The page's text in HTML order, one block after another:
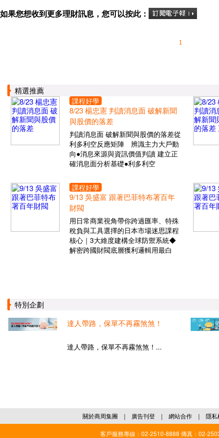
如果您想收到更多理財訊息，您可以按此：
1
精選推薦
課程好學
8/23 楊忠憲 判讀消息面 破解新聞
與股價的落差
判讀消息面 破解新聞與股價的落差從
利多利空反應矩陣 辨識主力大戶動
向●消息來源與資訊價值判讀 建立正
確消息面分析基礎●利多利空
課程好學
9/13 吳盛富 跟著巴菲特布署百年
財閥
用日常商業視角帶你跨過匯率、特殊
稅負與工具選擇的日本市場迷思課程
核心｜3大維度建構全球防禦系統◆
解密跨國財閥底層獲利邏輯用最白
特別企劃
達人帶路，保單不再霧煞煞！
達人帶路，保單不再霧煞煞！...
關於商周集團 ｜ 廣告刊登 ｜ 網站合作 ｜ 隱私
客戶服務專線：02-2510-8888 傳真：02-